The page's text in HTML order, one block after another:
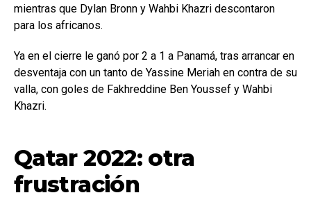
mientras que Dylan Bronn y Wahbi Khazri descontaron
para los africanos.
Ya en el cierre le ganó por 2 a 1 a Panamá, tras arrancar en
desventaja con un tanto de Yassine Meriah en contra de su
valla, con goles de Fakhreddine Ben Youssef y Wahbi
Khazri.
Qatar 2022: otra
frustración